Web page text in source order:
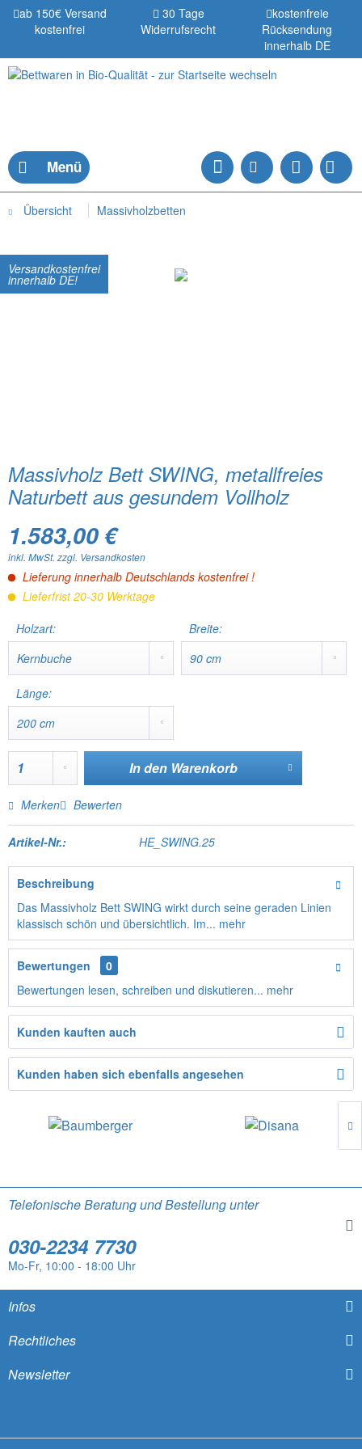
ab 150€ Versand
kostenfrei
30 Tage
Widerrufsrecht
kostenfreie
Rücksendung
innerhalb DE
Menü
Übersicht Massivholzbetten
Versandkostenfrei
innerhalb DE!
Massivholz Bett SWING, metallfreies
Naturbett aus gesundem Vollholz
1.583,00 €
inkl. MwSt. zzgl. Versandkosten
Lieferung innerhalb Deutschlands kostenfrei !
Lieferfrist 20-30 Werktage
Holzart:
Breite:
Länge:
In den Warenkorb
Merken Bewerten
Artikel-Nr.: HE_SWING.25
Beschreibung
Das Massivholz Bett SWING wirkt durch seine geraden Linien
klassisch schön und übersichtlich. Im... mehr
Bewertungen
0
Bewertungen lesen, schreiben und diskutieren... mehr
Kunden kauften auch
Kunden haben sich ebenfalls angesehen
Telefonische Beratung und Bestellung unter
030-2234 7730
Mo-Fr, 10:00 - 18:00 Uhr
Infos
Rechtliches
Newsletter